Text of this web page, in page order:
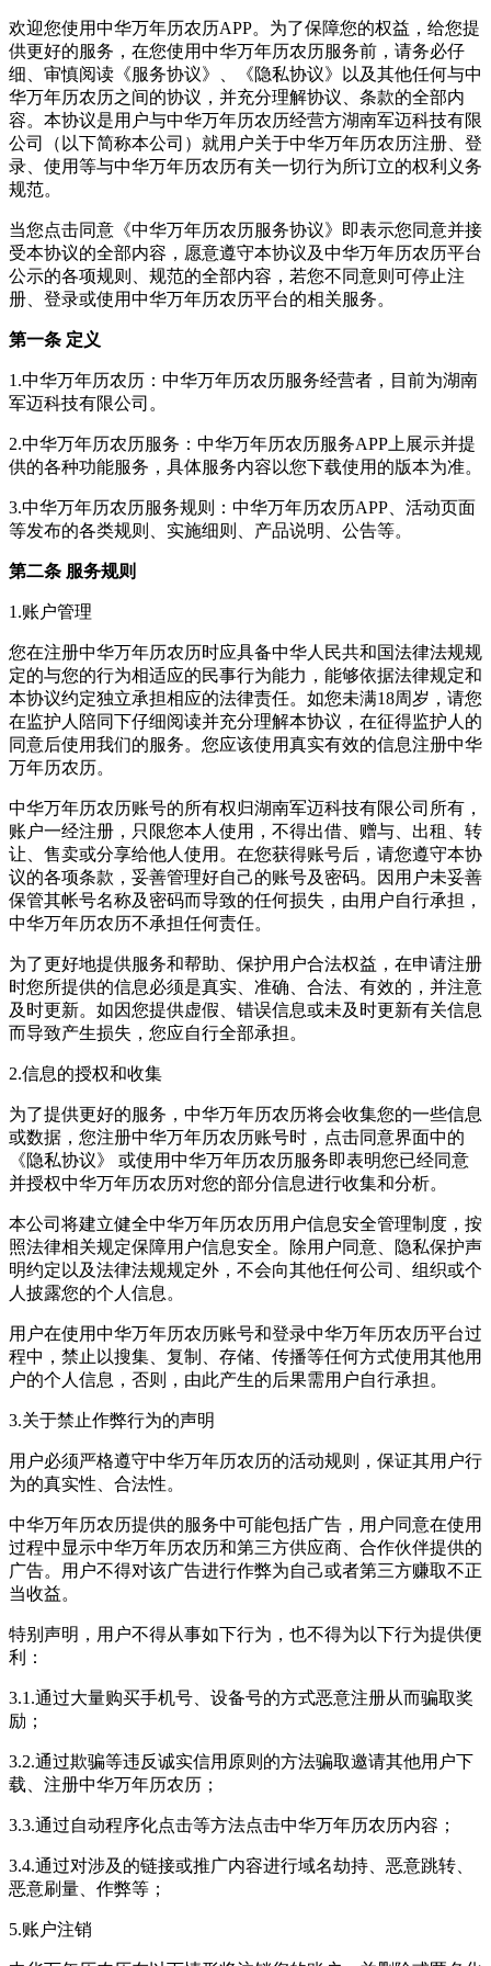
欢迎您使用中华万年历农历APP。为了保障您的权益，给您提
供更好的服务，在您使用中华万年历农历服务前，请务必仔
细、审慎阅读《服务协议》、《隐私协议》以及其他任何与中
华万年历农历之间的协议，并充分理解协议、条款的全部内
容。本协议是用户与中华万年历农历经营方湖南军迈科技有限
公司（以下简称本公司）就用户关于中华万年历农历注册、登
录、使用等与中华万年历农历有关一切行为所订立的权利义务
规范。
当您点击同意《中华万年历农历服务协议》即表示您同意并接
受本协议的全部内容，愿意遵守本协议及中华万年历农历平台
公示的各项规则、规范的全部内容，若您不同意则可停止注
册、登录或使用中华万年历农历平台的相关服务。
第一条 定义
1.中华万年历农历：中华万年历农历服务经营者，目前为湖南
军迈科技有限公司。
2.中华万年历农历服务：中华万年历农历服务APP上展示并提
供的各种功能服务，具体服务内容以您下载使用的版本为准。
3.中华万年历农历服务规则：中华万年历农历APP、活动页面
等发布的各类规则、实施细则、产品说明、公告等。
第二条 服务规则
1.账户管理
您在注册中华万年历农历时应具备中华人民共和国法律法规规
定的与您的行为相适应的民事行为能力，能够依据法律规定和
本协议约定独立承担相应的法律责任。如您未满18周岁，请您
在监护人陪同下仔细阅读并充分理解本协议，在征得监护人的
同意后使用我们的服务。您应该使用真实有效的信息注册中华
万年历农历。
中华万年历农历账号的所有权归湖南军迈科技有限公司所有，
账户一经注册，只限您本人使用，不得出借、赠与、出租、转
让、售卖或分享给他人使用。在您获得账号后，请您遵守本协
议的各项条款，妥善管理好自己的账号及密码。因用户未妥善
保管其帐号名称及密码而导致的任何损失，由用户自行承担，
中华万年历农历不承担任何责任。
为了更好地提供服务和帮助、保护用户合法权益，在申请注册
时您所提供的信息必须是真实、准确、合法、有效的，并注意
及时更新。如因您提供虚假、错误信息或未及时更新有关信息
而导致产生损失，您应自行全部承担。
2.信息的授权和收集
为了提供更好的服务，中华万年历农历将会收集您的一些信息
或数据，您注册中华万年历农历账号时，点击同意界面中的
《隐私协议》 或使用中华万年历农历服务即表明您已经同意
并授权中华万年历农历对您的部分信息进行收集和分析。
本公司将建立健全中华万年历农历用户信息安全管理制度，按
照法律相关规定保障用户信息安全。除用户同意、隐私保护声
明约定以及法律法规规定外，不会向其他任何公司、组织或个
人披露您的个人信息。
用户在使用中华万年历农历账号和登录中华万年历农历平台过
程中，禁止以搜集、复制、存储、传播等任何方式使用其他用
户的个人信息，否则，由此产生的后果需用户自行承担。
3.关于禁止作弊行为的声明
用户必须严格遵守中华万年历农历的活动规则，保证其用户行
为的真实性、合法性。
中华万年历农历提供的服务中可能包括广告，用户同意在使用
过程中显示中华万年历农历和第三方供应商、合作伙伴提供的
广告。用户不得对该广告进行作弊为自己或者第三方赚取不正
当收益。
特别声明，用户不得从事如下行为，也不得为以下行为提供便
利：
3.1.通过大量购买手机号、设备号的方式恶意注册从而骗取奖
励；
3.2.通过欺骗等违反诚实信用原则的方法骗取邀请其他用户下
载、注册中华万年历农历；
3.3.通过自动程序化点击等方法点击中华万年历农历内容；
3.4.通过对涉及的链接或推广内容进行域名劫持、恶意跳转、
恶意刷量、作弊等；
5.账户注销